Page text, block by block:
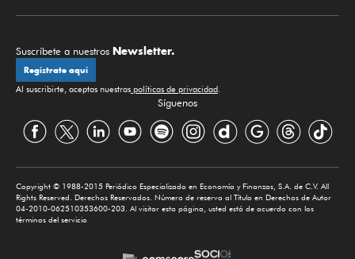
Suscríbete a nuestros Newsletter.
Regístrate aquí
Al suscribirte, aceptas nuestras políticas de privacidad.
Síguenos
Copyright © 1988-2015 Periódico Especializado en Economía y Finanzas, S.A. de C.V. All
Rights Reserved. Derechos Reservados. Número de reserva al Título en Derechos de Autor
04-2010-062510353600-203. Al visitar esta página, usted está de acuerdo con los
términos del servicio